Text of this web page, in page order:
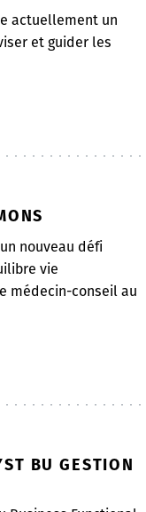
actuellement un
et guider les
nouveau défi
vie
médecin-conseil au
BU GESTION